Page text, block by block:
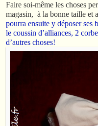
Faire soi-même les choses
magasin, à la bonne taille et
pourra ensuite y déposer ses
le coussin d’alliances, 2
d’autres choses!